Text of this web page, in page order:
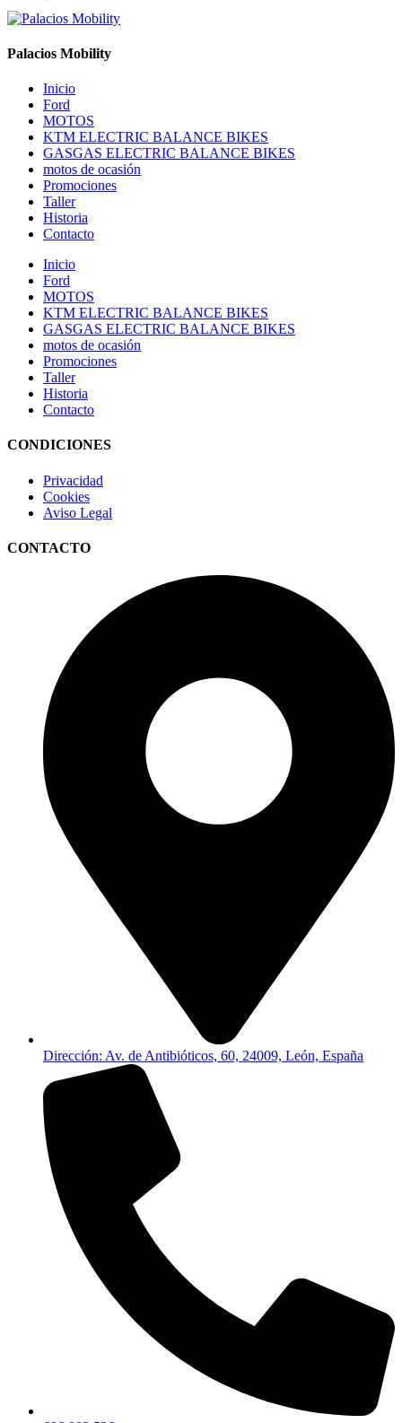
Palacios Mobility
Inicio
Ford
MOTOS
KTM ELECTRIC BALANCE BIKES
GASGAS ELECTRIC BALANCE BIKES
motos de ocasión
Promociones
Taller
Historia
Contacto
Inicio
Ford
MOTOS
KTM ELECTRIC BALANCE BIKES
GASGAS ELECTRIC BALANCE BIKES
motos de ocasión
Promociones
Taller
Historia
Contacto
CONDICIONES
Privacidad
Cookies
Aviso Legal
CONTACTO
Dirección: Av. de Antibióticos, 60, 24009, León, España